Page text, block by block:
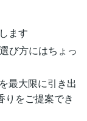
ます
び方にはちょっ
最大限に引き出
りをご提案でき